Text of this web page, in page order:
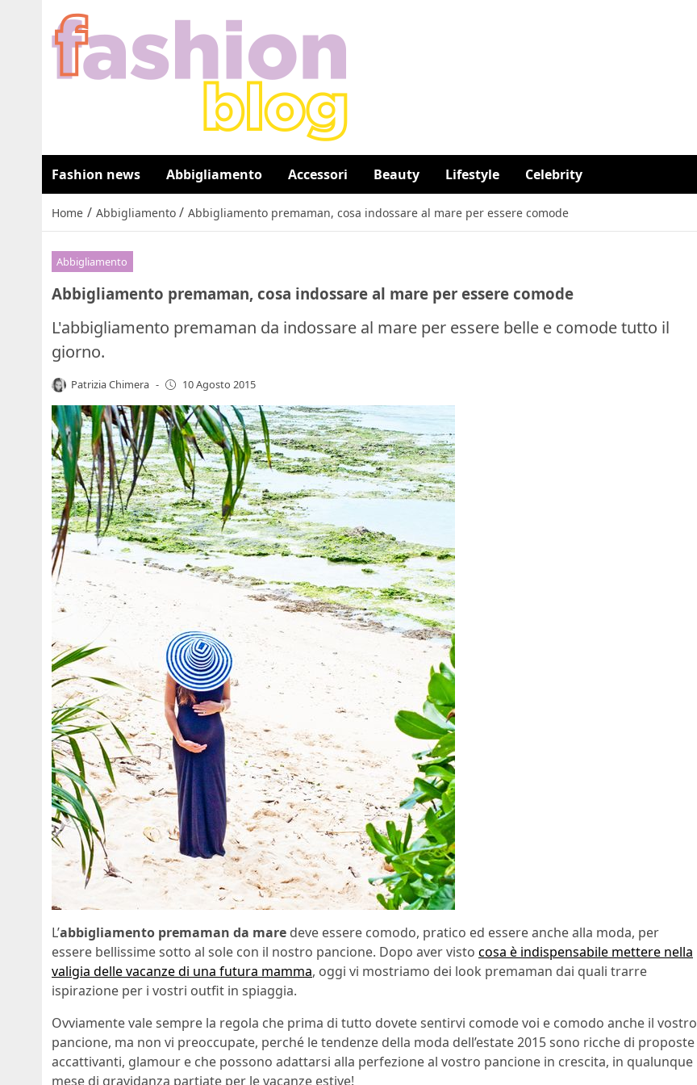
Fashion news Abbigliamento Accessori Beauty Lifestyle Celebrity
Home / Abbigliamento / Abbigliamento premaman, cosa indossare al mare per essere comode
Abbigliamento
Abbigliamento premaman, cosa indossare al mare per essere comode
L'abbigliamento premaman da indossare al mare per essere belle e comode tutto il
giorno.
Patrizia Chimera - 10 Agosto 2015
L’abbigliamento premaman da mare deve essere comodo, pratico ed essere anche alla moda, per
essere bellissime sotto al sole con il nostro pancione. Dopo aver visto cosa è indispensabile mettere nella
valigia delle vacanze di una futura mamma, oggi vi mostriamo dei look premaman dai quali trarre
ispirazione per i vostri outfit in spiaggia.
Ovviamente vale sempre la regola che prima di tutto dovete sentirvi comode voi e comodo anche il vostro
pancione, ma non vi preoccupate, perché le tendenze della moda dell’estate 2015 sono ricche di proposte
accattivanti, glamour e che possono adattarsi alla perfezione al vostro pancione in crescita, in qualunque
mese di gravidanza partiate per le vacanze estive!